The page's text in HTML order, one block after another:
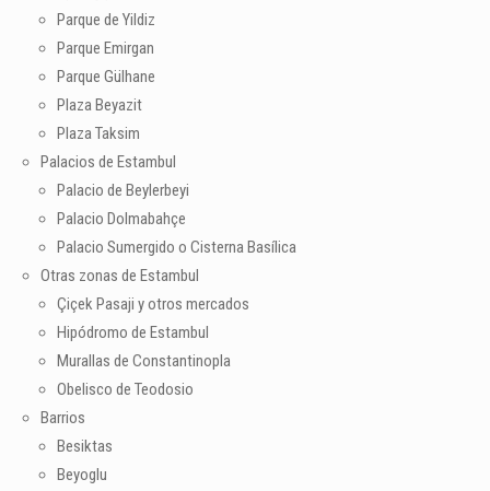
Parque de Yildiz
Parque Emirgan
Parque Gülhane
Plaza Beyazit
Plaza Taksim
Palacios de Estambul
Palacio de Beylerbeyi
Palacio Dolmabahçe
Palacio Sumergido o Cisterna Basílica
Otras zonas de Estambul
Çiçek Pasaji y otros mercados
Hipódromo de Estambul
Murallas de Constantinopla
Obelisco de Teodosio
Barrios
Besiktas
Beyoglu